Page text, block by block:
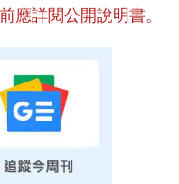
應詳閱公開說明書。